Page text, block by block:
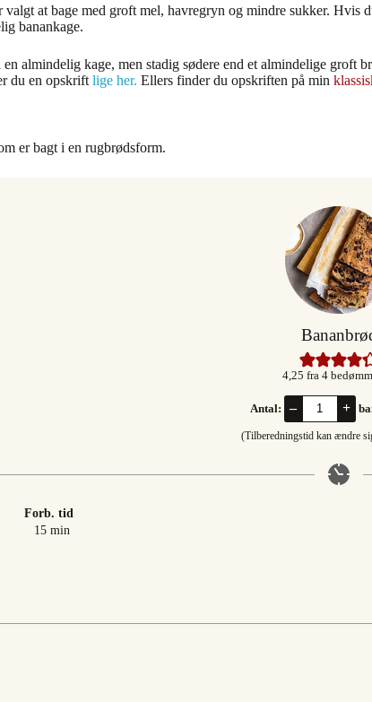
valgt at bage med groft mel, havregryn og mindre sukker.
banankage.
almindelig kage, men stadig sødere end et almindelige
du en opskrift lige her. Ellers finder du opskriften på min
er bagt i en rugbrødsform.
4,25 fra 4
Antal: – +
(Tilberedningstid kan ændre
Forb. tid
15minutter
min